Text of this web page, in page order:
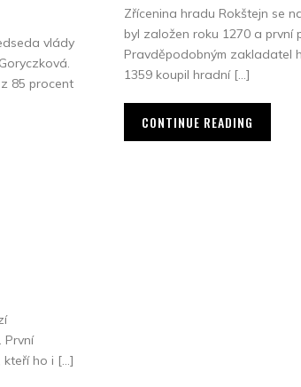
vlády
85 procent
Zřícenina hradu Rokštejn se
byl založen roku 1270 a první
Pravděpodobným zakladatel
1359 koupil hradní […]
CONTINUE READING
První
kteří ho i […]